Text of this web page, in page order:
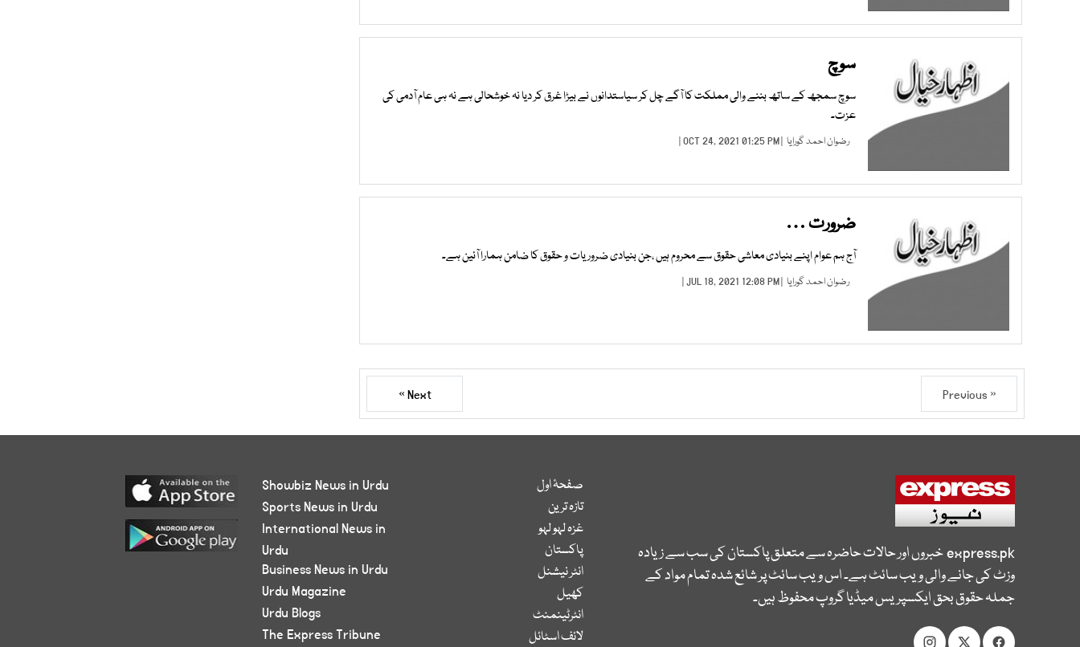
سوچ
سوچ سمجھ کے ساتھ بننے والی مملکت کا آگے چل کر سیاستدانوں نے بیڑا غرق کر دیا نہ خوشحالی ہے نہ ہی عام آدمی کی
عزت۔
رضوان احمد گورایا | OCT 24, 2021 01:25 PM |
ضرورت …
آج ہم عوام اپنے بنیادی معاشی حقوق سے محروم ہیں ،جن بنیادی ضروریات و حقوق کا ضامن ہمارا آئین ہے۔
رضوان احمد گورایا | JUL 18, 2021 12:08 PM |
« Previous
Next »
express.pkخبروں اور حالات حاضرہ سے متعلق پاکستان کی سب سے زیادہ
وزٹ کی جانے والی ویب سائٹ ہے۔ اس ویب سائٹ پر شائع شدہ تمام مواد کے
جملہ حقوق بحق ایکسپریس میڈیا گروپ محفوظ ہیں۔
صفحۂ اول
تازہ ترین
غزہ لہو لہو
پاکستان
انٹر نیشنل
کھیل
انٹرٹینمنٹ
لائف اسٹائل
Showbiz News in Urdu
Sports News in Urdu
International News in
Urdu
Business News in Urdu
Urdu Magazine
Urdu Blogs
The Express Tribune